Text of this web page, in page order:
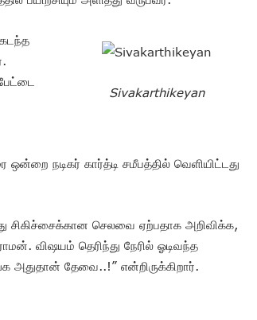
Sivakarthikeyan
நடிகர் கார்த்டி சமீபத்தில் வெளியிட்டது
சிகிச்சைக்கான செலவை ஏற்பதாக அறிவிக்க,
விஷயம் தெரிந்து நேரில் ஓடிவந்த
தேவை..!” என்றிருக்கிறார்.